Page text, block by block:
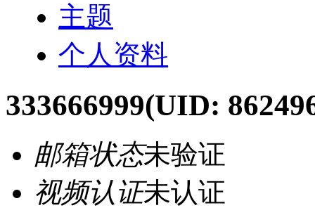
主题
个人资料
333666999(UID:
邮箱状态未验证
视频认证未认证